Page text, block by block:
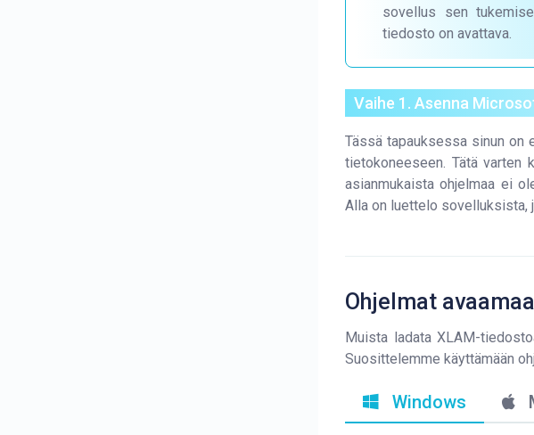
sovellus sen
tiedosto on avattava.
Vaihe 1. Asenna
Tässä tapauksessa sinun
tietokoneeseen. Tätä varten
asianmukaista ohjelmaa ei
Alla on luettelo sovelluksista,
Ohjelmat
Muista ladata XLAM-
Suosittelemme käyttämään
Windows